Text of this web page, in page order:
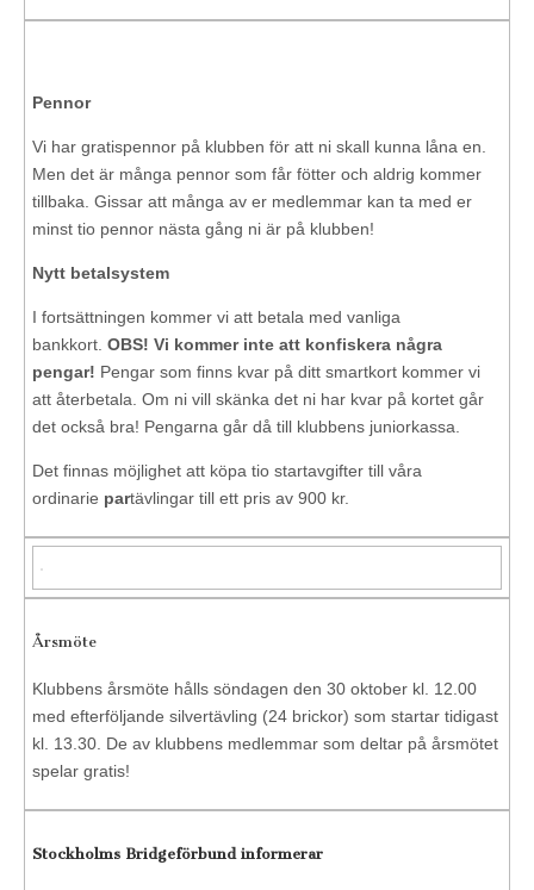
Pennor
Vi har gratispennor på klubben för att ni skall kunna låna en.
Men det är många pennor som får fötter och aldrig kommer
tillbaka. Gissar att många av er medlemmar kan ta med er
minst tio pennor nästa gång ni är på klubben!
Nytt betalsystem
I fortsättningen kommer vi att betala med vanliga
bankkort. OBS! Vi kommer inte att konfiskera några
pengar! Pengar som finns kvar på ditt smartkort kommer vi
att återbetala. Om ni vill skänka det ni har kvar på kortet går
det också bra! Pengarna går då till klubbens juniorkassa.
Det finnas möjlighet att köpa tio startavgifter till våra
ordinarie partävlingar till ett pris av 900 kr.
Årsmöte
Klubbens årsmöte hålls söndagen den 30 oktober kl. 12.00
med efterföljande silvertävling (24 brickor) som startar tidigast
kl. 13.30. De av klubbens medlemmar som deltar på årsmötet
spelar gratis!
Stockholms Bridgeförbund informerar